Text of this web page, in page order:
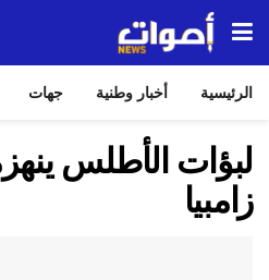
الرئيسية أخبار وطنية جهات
لبؤات الأطلس
زامبيا